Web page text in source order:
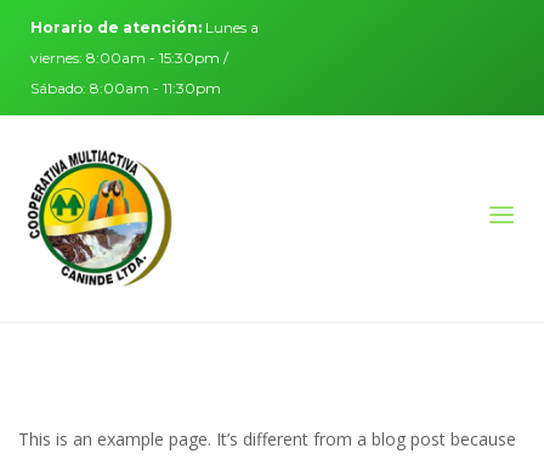
Horario de atención: Lunes a
viernes: 8:00am - 15:30pm /
Sábado: 8:00am - 11:30pm
This is an example page. It’s different from a blog post because